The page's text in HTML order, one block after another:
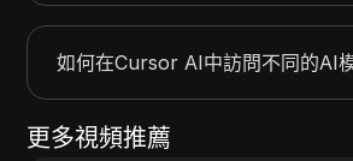
如何在Cursor AI中訪問不同的AI
更多視頻推薦